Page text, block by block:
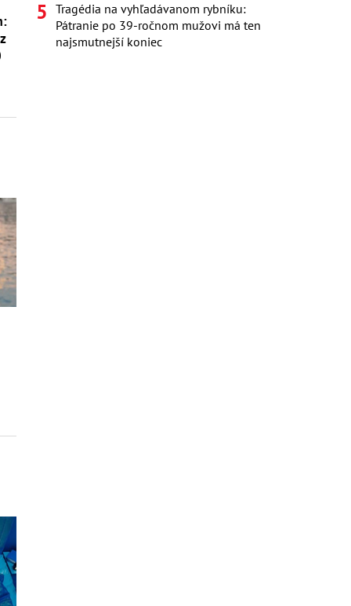
Tragédia na vyhľadávanom rybníku:
Pátranie po 39-ročnom mužovi má ten
najsmutnejší koniec